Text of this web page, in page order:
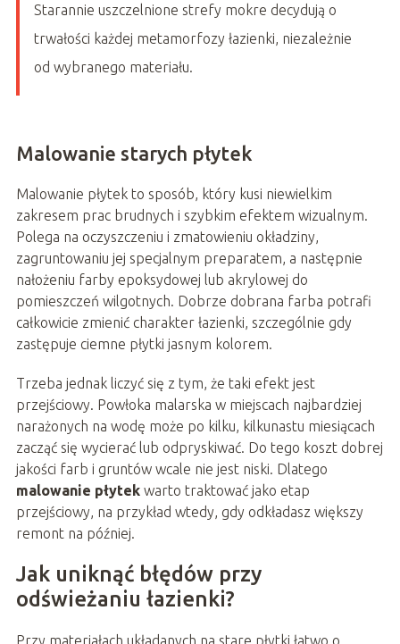
Starannie uszczelnione strefy mokre decydują o
trwałości każdej metamorfozy łazienki, niezależnie
od wybranego materiału.
Malowanie starych płytek
Malowanie płytek to sposób, który kusi niewielkim
zakresem prac brudnych i szybkim efektem wizualnym.
Polega na oczyszczeniu i zmatowieniu okładziny,
zagruntowaniu jej specjalnym preparatem, a następnie
nałożeniu farby epoksydowej lub akrylowej do
pomieszczeń wilgotnych. Dobrze dobrana farba potrafi
całkowicie zmienić charakter łazienki, szczególnie gdy
zastępuje ciemne płytki jasnym kolorem.
Trzeba jednak liczyć się z tym, że taki efekt jest
przejściowy. Powłoka malarska w miejscach najbardziej
narażonych na wodę może po kilku, kilkunastu miesiącach
zacząć się wycierać lub odpryskiwać. Do tego koszt dobrej
jakości farb i gruntów wcale nie jest niski. Dlatego
malowanie płytekwarto traktować jako etap
przejściowy, na przykład wtedy, gdy odkładasz większy
remont na później.
Jak uniknąć błędów przy
odświeżaniu łazienki?
Przy materiałach układanych na stare płytki łatwo o